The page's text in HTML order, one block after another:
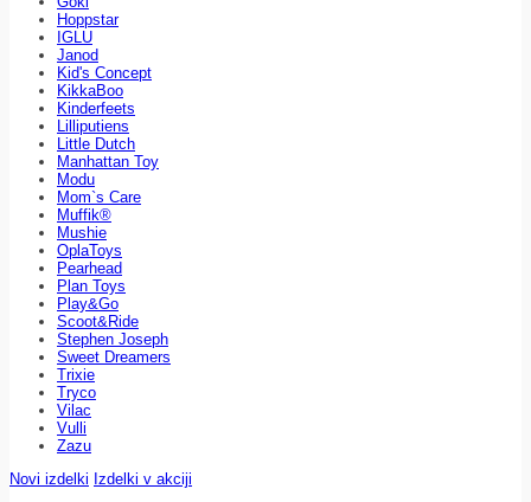
Hoppstar
IGLU
Janod
Kid's Concept
KikkaBoo
Kinderfeets
Lilliputiens
Little Dutch
Manhattan Toy
Modu
Mom`s Care
Muffik®
Mushie
OplaToys
Pearhead
Plan Toys
Play&Go
Scoot&Ride
Stephen Joseph
Sweet Dreamers
Trixie
Tryco
Vilac
Vulli
Zazu
Novi izdelki Izdelki v akciji